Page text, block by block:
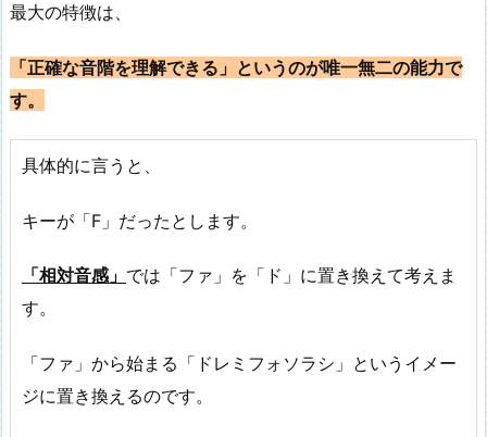
最大の特徴は、
「正確な音階を理解できる」というのが唯一無二の能力で
す。
具体的に言うと、
キーが「F」だったとします。
「相対音感」 では「ファ」を「ド」に置き換えて考えま
す。
「ファ」から始まる「ドレミフォソラシ」というイメー
ジに置き換えるのです。